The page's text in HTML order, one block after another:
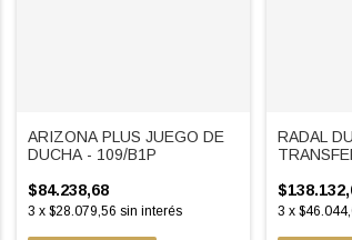
ARIZONA PLUS JUEGO DE
DUCHA - 109/B1P
$84.238,68
3 x $28.079,56 sin interés
RADAL
3 x